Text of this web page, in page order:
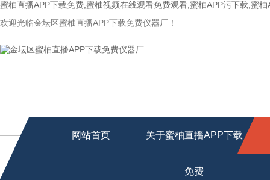
蜜柚直播APP下载免费,蜜柚视频在线观看免费观看,蜜柚APP污下载,蜜
欢迎光临金坛区蜜柚直播APP下载免费仪器厂！
网站首页 关于蜜柚直播APP下载
免费